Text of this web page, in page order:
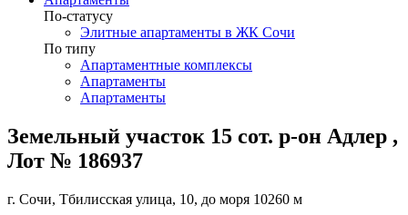
По-статусу
Элитные апартаменты в ЖК Сочи
По типу
Апартаментные комплексы
Апартаменты
Апартаменты
Земельный участок 15 сот. р-он Адлер ,
Лот № 186937
г. Сочи, Тбилисская улица, 10, до моря 10260 м